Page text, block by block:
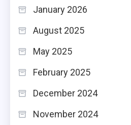
January 2026
August 2025
May 2025
February 2025
December 2024
November 2024